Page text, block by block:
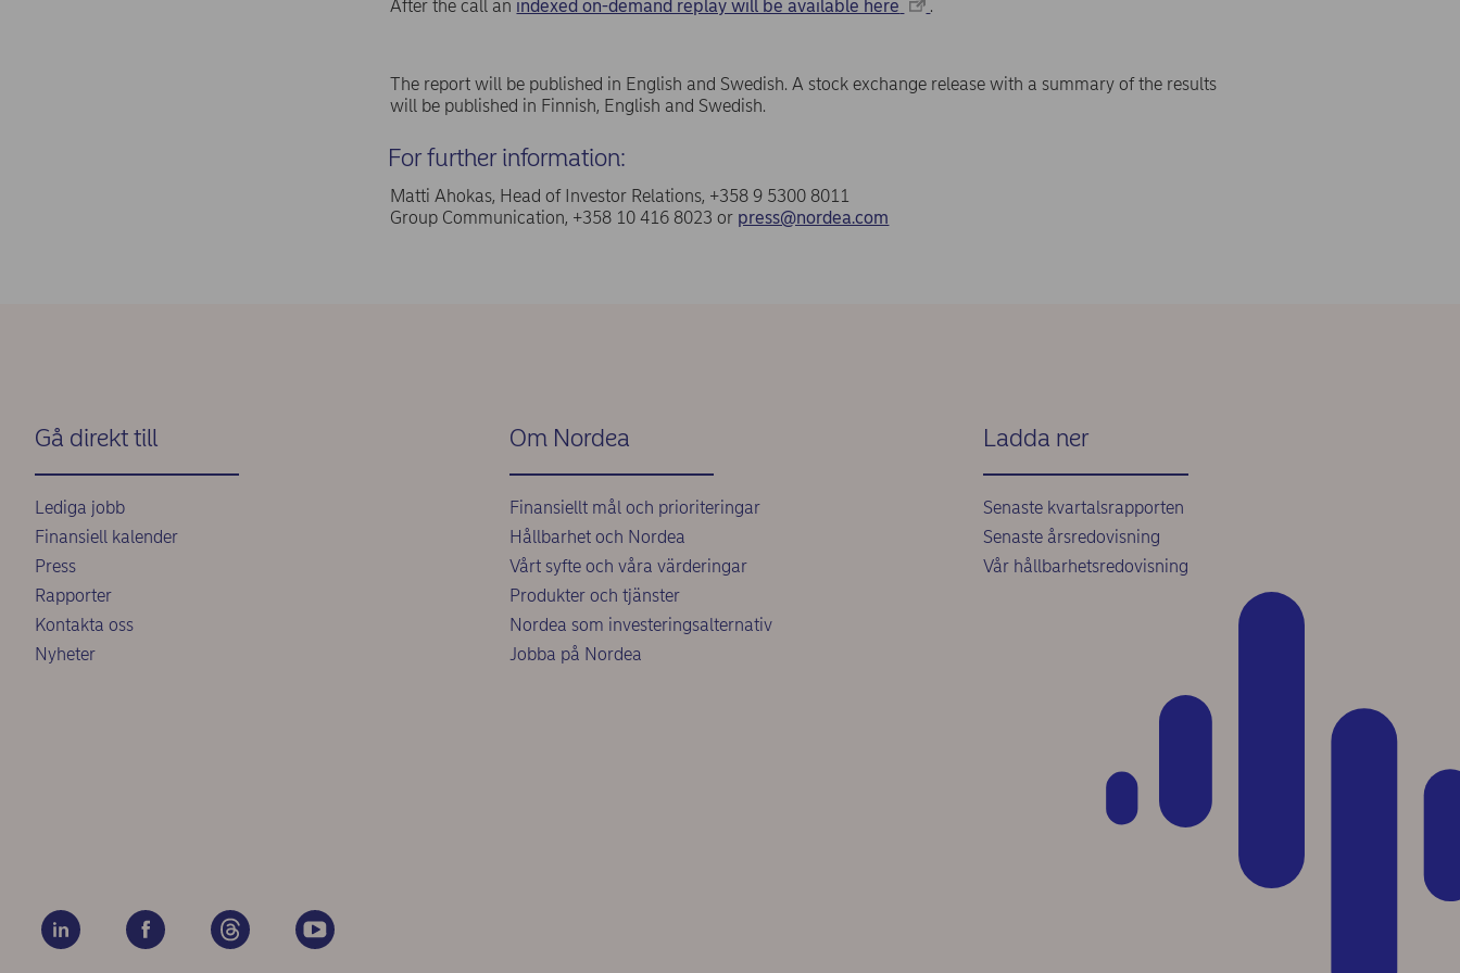
After the call an indexed on-demand replay will be available here .
The report will be published in English and Swedish. A stock exchange release with a summary of the results
will be published in Finnish, English and Swedish.
For further information:
Matti Ahokas, Head of Investor Relations, +358 9 5300 8011
Group Communication, +358 10 416 8023 or press@nordea.com
Gå direkt till
Lediga jobb
Finansiell kalender
Press
Rapporter
Kontakta oss
Nyheter
Om Nordea
Finansiellt mål och prioriteringar
Hållbarhet och Nordea
Vårt syfte och våra värderingar
Produkter och tjänster
Nordea som investeringsalternativ
Jobba på Nordea
Ladda ner
Senaste kvartalsrapporten
Senaste årsredovisning
Vår hållbarhetsredovisning